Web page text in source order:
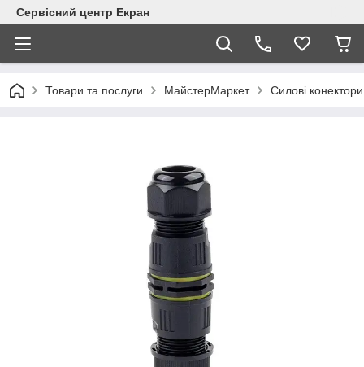
Сервісний центр Екран
Товари та послуги МайстерМаркет Силові конектори